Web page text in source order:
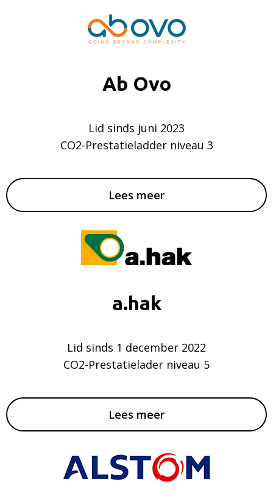
Ab Ovo
Lid sinds juni 2023
CO2-Prestatieladder niveau 3
Lees meer
a.hak
Lid sinds 1 december 2022
CO2-Prestatielader niveau 5
Lees meer